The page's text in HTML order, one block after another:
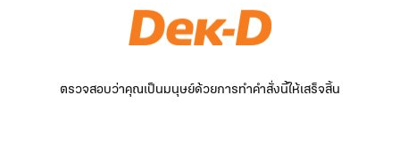
ตรวจสอบว่าคุณเป็นมนุษย์ด้วยการทำคำสั่งนี้ให้เสร็จสิ้น